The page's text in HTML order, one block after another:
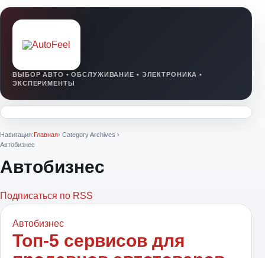
Навигация:Главная› Category Archives ›
Автобизнес
Автобизнес
Подписаться по RSS
Автобизнес
Топ-5 сервисов для